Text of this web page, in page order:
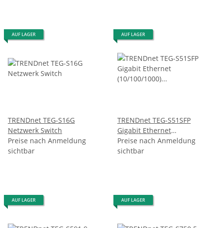
AUF LAGER
TRENDnet TEG-S16G
Netzwerk Switch
Preise nach Anmeldung
sichtbar
AUF LAGER
TRENDnet TEG-S51SFP
Gigabit Ethernet
(10/100/1000) Schwarz
Netzwerk Switch
Preise nach Anmeldung
sichtbar
AUF LAGER AUF LAGER